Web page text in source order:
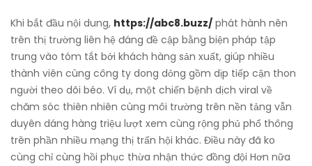
Khi bắt đầu nội dung, https://abc8.buzz/ phát hành nên
trên thị trường liên hệ đáng đề cập bằng biện pháp tập
trung vào tóm tắt bởi khách hàng sản xuất, giúp nhiều
thành viên cùng công ty dong dỏng gồm dịp tiếp cận thon
người theo dõi béo. Ví dụ, một chiến bệnh dịch viral về
chăm sóc thiên nhiên cùng môi trường trên nền tảng vẫn
duyên dáng hàng triệu lượt xem cùng rộng phủ phổ thông
trên phần nhiều mạng thị trấn hội khác. Điều này đã ko
cùng chỉ cùng hồi phục thừa nhận thức đồng đội Hơn nữa